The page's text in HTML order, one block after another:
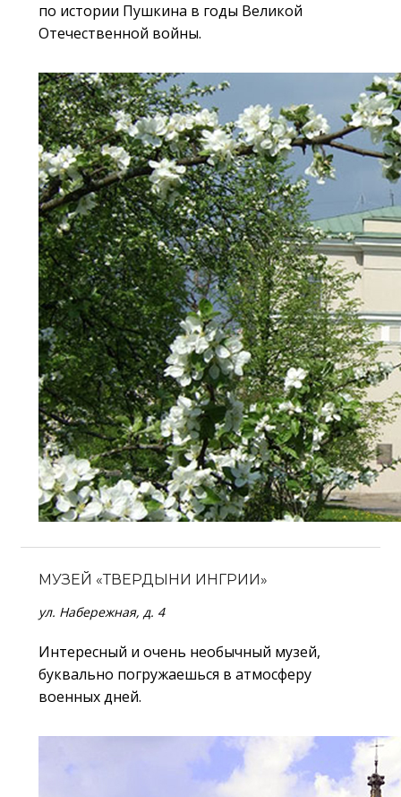
по истории Пушкина в годы Великой
Отечественной войны.
МУЗЕЙ «ТВЕРДЫНИ ИНГРИИ»
ул. Набережная, д. 4
Интересный и очень необычный музей,
буквально погружаешься в атмосферу
военных дней.